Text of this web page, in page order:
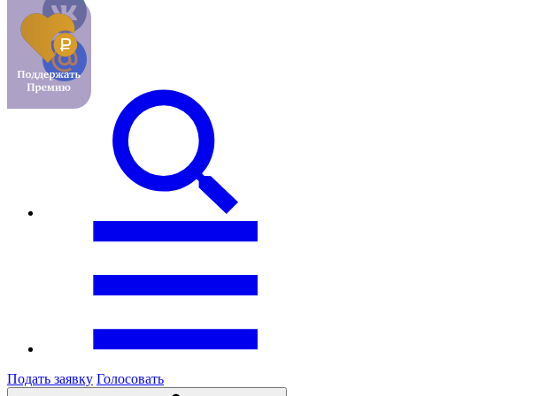
Подать заявку Голосовать